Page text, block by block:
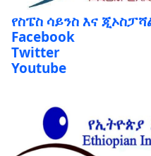
የስፔስ ሳይንስ እና
Facebook
Twitter
Youtube